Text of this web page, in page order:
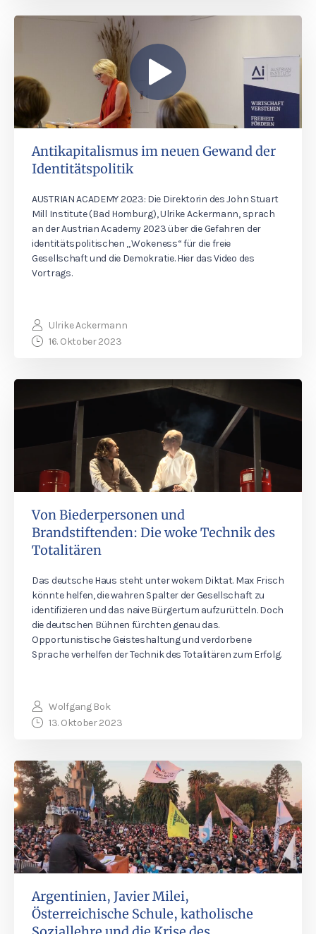
Antikapitalismus im neuen Gewand der
Identitätspolitik
AUSTRIAN ACADEMY 2023: Die Direktorin des John Stuart
Mill Institute (Bad Homburg), Ulrike Ackermann, sprach
an der Austrian Academy 2023 über die Gefahren der
identitätspolitischen „Wokeness“ für die freie
Gesellschaft und die Demokratie. Hier das Video des
Vortrags.
Ulrike Ackermann
16. Oktober 2023
Von Biederpersonen und
Brandstiftenden: Die woke Technik des
Totalitären
Das deutsche Haus steht unter wokem Diktat. Max Frisch
könnte helfen, die wahren Spalter der Gesellschaft zu
identifizieren und das naive Bürgertum aufzurütteln. Doch
die deutschen Bühnen fürchten genau das.
Opportunistische Geisteshaltung und verdorbene
Sprache verhelfen der Technik des Totalitären zum Erfolg.
Wolfgang Bok
13. Oktober 2023
Argentinien, Javier Milei,
Österreichische Schule, katholische